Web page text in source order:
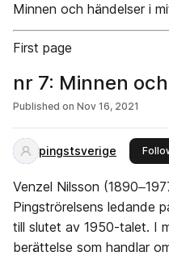
Minnen och händelser i
First page
nr 7: Minnen
Published on Nov 16, 2021
pingstsverige
Venzel Nilsson
Pingströrelsens ledande
till slutet av 1950-talet. I
berättelse som handlar